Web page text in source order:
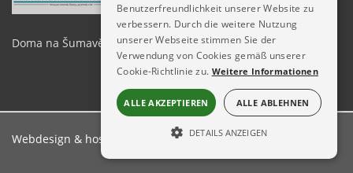
Doma na Šumavě
Webdesign & hosting: ŠumavaNet.CZ
Benutzerfreundlichkeit unserer Website zu
verbessern. Durch die weitere Nutzung
unserer Webseite stimmen Sie der
Verwendung von Cookies gemäß unserer
Cookie-Richtlinie zu. Weitere Informationen
ALLE AKZEPTIEREN ALLE ABLEHNEN
DETAILS ANZEIGEN
UNBEDINGT ERFORDERLICH